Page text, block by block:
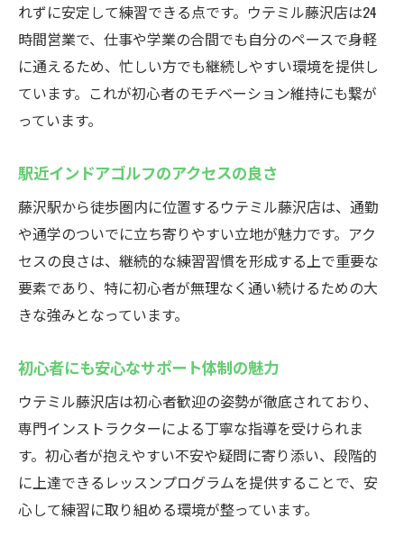
れずに安定して練習できる点です。ウテミル藤沢店は24
時間営業で、仕事や学業の合間でも自分のペースで身軽
に通えるため、忙しい方でも継続しやすい環境を提供し
ています。これが初心者のモチベーション維持にも繋が
っています。
駅近インドアゴルフのアクセスの良さ
藤沢駅から徒歩圏内に位置するウテミル藤沢店は、通勤
や通学のついでに立ち寄りやすい立地が魅力です。アク
セスの良さは、継続的な練習習慣を形成する上で重要な
要素であり、特に初心者が無理なく通い続けるための大
きな強みとなっています。
初心者にも安心なサポート体制の魅力
ウテミル藤沢店は初心者歓迎の姿勢が徹底されており、
専門インストラクターによる丁寧な指導を受けられま
す。初心者が抱えやすい不安や疑問に寄り添い、段階的
に上達できるレッスンプログラムを提供することで、安
心して練習に取り組める環境が整っています。